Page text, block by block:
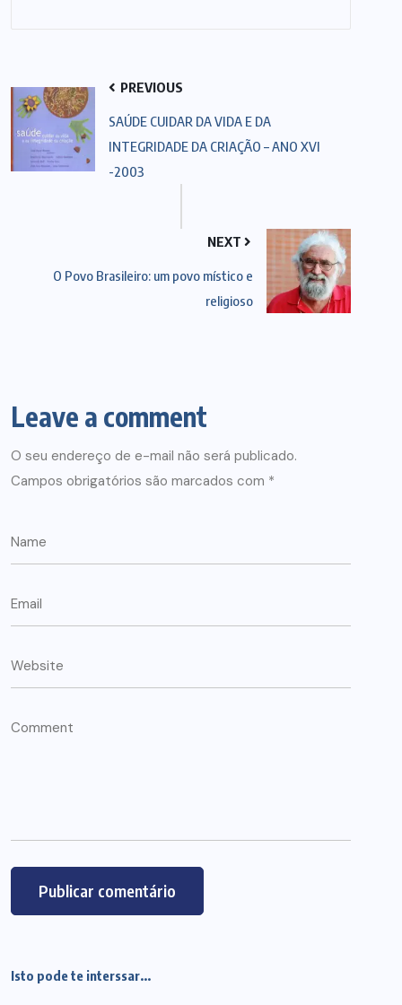
PREVIOUS
SAÚDE CUIDAR DA VIDA E DA
INTEGRIDADE DA CRIAÇÃO – ANO XVI
-2003
NEXT
O Povo Brasileiro: um povo místico e
religioso
Leave a comment
O seu endereço de e-mail não será publicado.
Campos obrigatórios são marcados com *
Isto pode te interssar...